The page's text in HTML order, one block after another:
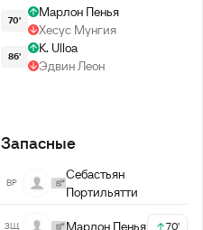
70'
Марлон Пенья
Хесус Мунгия
86'
K. Ulloa
Эдвин Леон
Запасные
ВР
Себастьян
Портильятти
ЗЩ Марлон Пенья 70'